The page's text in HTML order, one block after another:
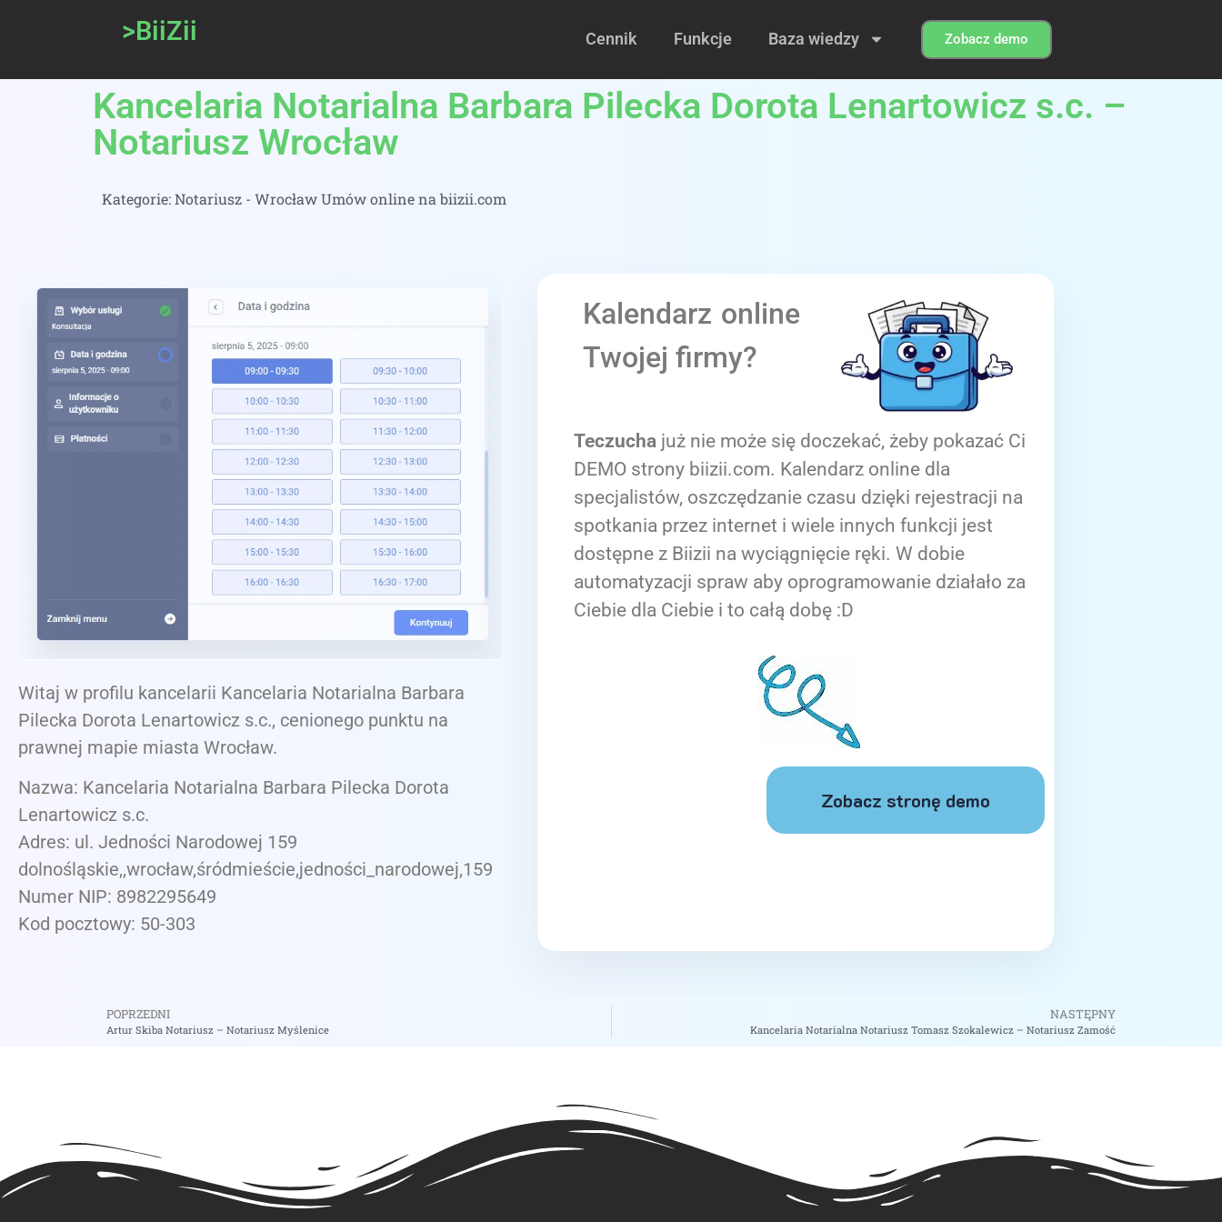
>BiiZii Cennik Funkcje Baza wiedzy Zobacz demo
Kancelaria Notarialna Barbara Pilecka Dorota Lenartowicz s.c. –
Notariusz Wrocław
Kategorie:Notariusz - Wrocław Umów online na biizii.com
Witaj w profilu kancelarii Kancelaria Notarialna Barbara
Pilecka Dorota Lenartowicz s.c., cenionego punktu na
prawnej mapie miasta Wrocław.
Nazwa: Kancelaria Notarialna Barbara Pilecka Dorota
Lenartowicz s.c.
Adres: ul. Jedności Narodowej 159
dolnośląskie,,wrocław,śródmieście,jedności_narodowej,159
Numer NIP: 8982295649
Kod pocztowy: 50-303
Kalendarz online
Twojej firmy?
Teczucha już nie może się doczekać, żeby pokazać Ci
DEMO strony biizii.com. Kalendarz online dla
specjalistów, oszczędzanie czasu dzięki rejestracji na
spotkania przez internet i wiele innych funkcji jest
dostępne z Biizii na wyciągnięcie ręki. W dobie
automatyzacji spraw aby oprogramowanie działało za
Ciebie dla Ciebie i to całą dobę :D
Zobacz stronę demo
POPRZEDNI
Artur Skiba Notariusz – Notariusz Myślenice
NASTĘPNY
Kancelaria Notarialna Notariusz Tomasz Szokalewicz – Notariusz Zamość